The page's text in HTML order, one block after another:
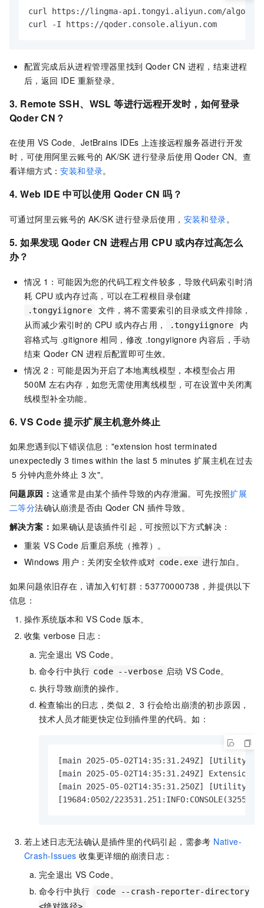
curl https://lingma-api.tongyi.aliyun.com/algo/
curl -I https://qoder.console.aliyun.com
配置完成后从进程管理器里找到 Qoder CN 进程，结束进程
后，返回 IDE 重新登录。
3. Remote SSH、WSL等进行远程开发时，如何登录
Qoder CN ？
在使用 VS Code、JetBrains IDEs 上连接远程服务器进行开发
时，可使用阿里云账号的 AK/SK 进行登录后使用 Qoder CN。查
看详细方式：安装和登录。
4. Web IDE 中可以使用 Qoder CN 吗？
可通过阿里云账号的 AK/SK 进行登录后使用， 安装和登录。
5. 如果发现 Qoder CN 进程占用 CPU 或内存过高怎么
办？
情况 1：可能因为您的代码工程文件较多，导致代码索引时消
耗 CPU 或内存过高，可以在工程根目录创建
.tongyiignore
文件，将不需要索引的目录或文件排除，
从而减少索引时的 CPU 或内存占用，
.tongyiignore
内
容格式与 .gitignore 相同，修改 .tongyiignore 内容后，手动
结束 Qoder CN 进程后配置即可生效。
情况 2：可能是因为开启了本地离线模型，本模型会占用
500M 左右内存，如您无需使用离线模型，可在设置中关闭离
线模型补全功能。
6.VS Code 提示扩展主机意外终止
如果您遇到以下错误信息："extension host terminated
unexpectedly 3 times within the last 5 minutes 扩展主机在过去
5 分钟内意外终止 3 次"。
问题原因： 这通常是由某个插件导致的内存泄漏。可先按照扩展
二等分法确认崩溃是否由 Qoder CN 插件导致。
解决方案： 如果确认是该插件引起，可按照以下方式解决：
重装 VS Code 后重启系统（推荐）。
Windows 用户：关闭安全软件或对 code.exe 进行加白。
如果问题依旧存在，请加入钉钉群：53770000738，并提供以下
信息：
操作系统版本和 VS Code 版本。
收集 verbose 日志：
完全退出 VS Code。
命令行中执行 code --verbose 启动 VS Code。
执行导致崩溃的操作。
检查输出的日志，类似 2、3 行会给出崩溃的初步原因，
技术人员才能更快定位到插件里的代码。如：
[main 2025-05-02T14:35:31.249Z]
[main 2025-05-02T14:35:31.249Z] Extension
[main 2025-05-02T14:35:31.250Z]
[19684:0502/
若上述日志无法确认是插件里的代码引起，需参考 Native-
Crash-Issues 收集更详细的崩溃日志：
完全退出 VS Code。
命令行中执行
code --crash-reporter-directory